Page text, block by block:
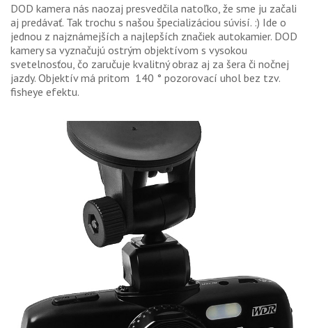
OBCHOD
DOD kamera nás naozaj presvedčila natoľko, že sme ju začali
aj predávať. Tak trochu s našou špecializáciou súvisí. :) Ide o
jednou z najznámejších a najlepších značiek autokamier. DOD
kamery sa vyznačujú ostrým objektívom s vysokou
svetelnosťou, čo zaručuje kvalitný obraz aj za šera či nočnej
jazdy. Objektív má pritom 140 ° pozorovací uhol bez tzv.
fisheye efektu.